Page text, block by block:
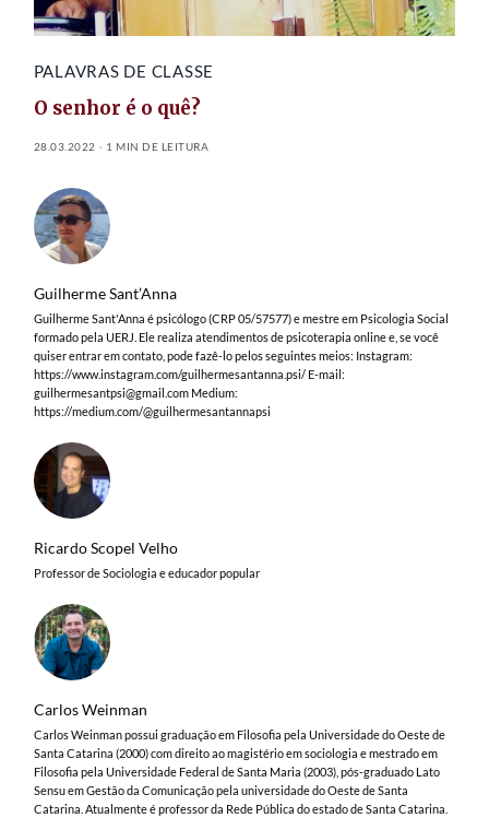
PALAVRAS DE CLASSE
O senhor é o quê?
28.03.2022 1 MIN DE LEITURA
Guilherme Sant’Anna
Guilherme Sant'Anna é psicólogo (CRP 05/57577) e mestre em Psicologia Social
formado pela UERJ. Ele realiza atendimentos de psicoterapia online e, se você
quiser entrar em contato, pode fazê-lo pelos seguintes meios: Instagram:
https://www.instagram.com/guilhermesantanna.psi/ E-mail:
guilhermesantpsi@gmail.comMedium:
https://medium.com/@guilhermesantannapsi
Ricardo Scopel Velho
Professor de Sociologia e educador popular
Carlos Weinman
Carlos Weinman possui graduação em Filosofia pela Universidade do Oeste de
Santa Catarina (2000) com direito ao magistério em sociologia e mestrado em
Filosofia pela Universidade Federal de Santa Maria (2003), pós-graduado Lato
Sensu em Gestão da Comunicação pela universidade do Oeste de Santa
Catarina. Atualmente é professor da Rede Pública do estado de Santa Catarina.